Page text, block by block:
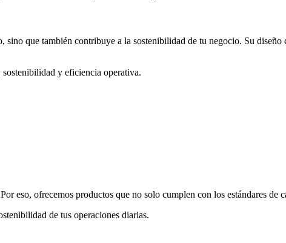
sino que también contribuye a la sostenibilidad de tu negocio. Su
y eficiencia operativa.
eso, ofrecemos productos que no solo cumplen con los estándares
de tus operaciones diarias.